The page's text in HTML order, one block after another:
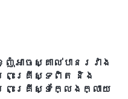
រះជាម្ចាស់អើយ
ឆាប់ៗនេះ។
ព្រះរាជបំណង
ញុំអាចស្គាល់បានរវាង
រះគ្រីស្ទពិត និង
រះគ្រីស្ទក្លែងក្លាយ